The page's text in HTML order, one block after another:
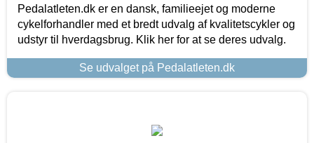
Pedalatleten.dk er en dansk, familieejet og moderne
cykelforhandler med et bredt udvalg af kvalitetscykler og
udstyr til hverdagsbrug. Klik her for at se deres udvalg.
Se udvalget på Pedalatleten.dk